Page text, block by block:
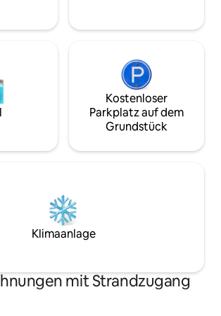
Kostenloser
Parkplatz auf dem
Grundstück
Klimaanlage
mit Strandzugang